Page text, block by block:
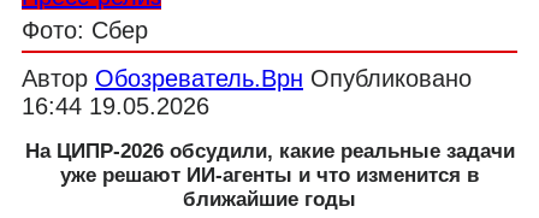
Фото: Сбер
Автор Обозреватель.Врн Опубликовано
16:44 19.05.2026
На ЦИПР-2026 обсудили, какие реальные задачи
уже решают ИИ-агенты и что изменится в
ближайшие годы